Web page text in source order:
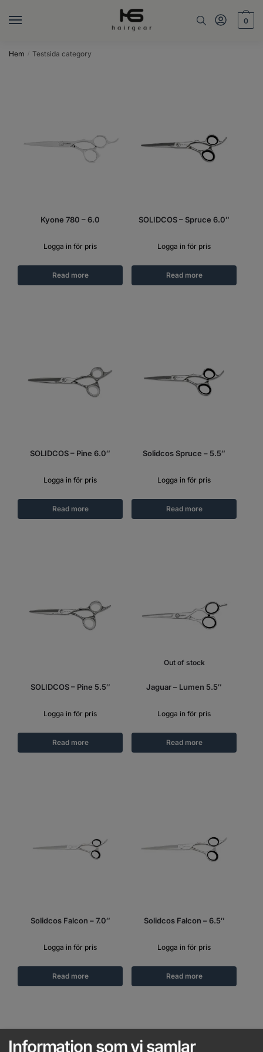
0
Hem / Testsida category
Kyone 780 – 6.0
Logga in för pris
Read more
SOLIDCOS – Spruce 6.0″
Logga in för pris
Read more
SOLIDCOS – Pine 6.0″
Logga in för pris
Read more
Solidcos Spruce – 5.5″
Logga in för pris
Read more
SOLIDCOS – Pine 5.5″
Logga in för pris
Read more
Out of stock
Jaguar – Lumen 5.5″
Logga in för pris
Read more
Solidcos Falcon – 7.0″
Logga in för pris
Read more
Solidcos Falcon – 6.5″
Logga in för pris
Read more
Information som vi samlar